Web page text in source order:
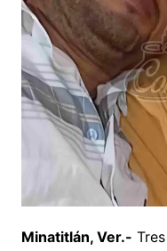
Minatitlán, Ver.-